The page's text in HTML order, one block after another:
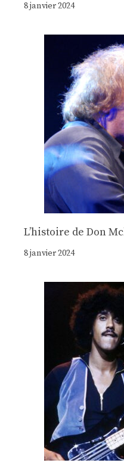
8 janvier 2024
Lʼhistoire de Don
8 janvier 2024